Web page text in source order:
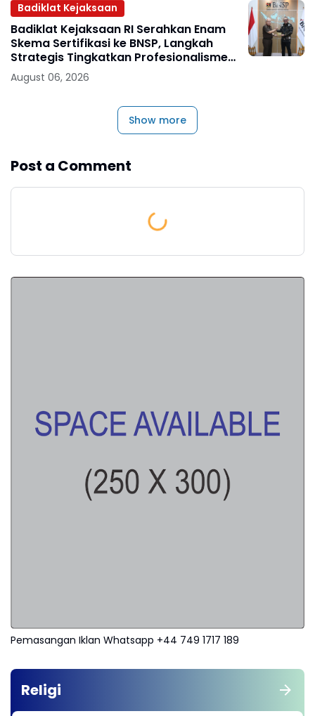
Badiklat Kejaksaan
Badiklat Kejaksaan RI Serahkan Enam
Skema Sertifikasi ke BNSP, Langkah
Strategis Tingkatkan Profesionalisme
Jaksa
August 06, 2026
Show more
Post a Comment
Pemasangan Iklan Whatsapp +44 749 1717 189
Religi